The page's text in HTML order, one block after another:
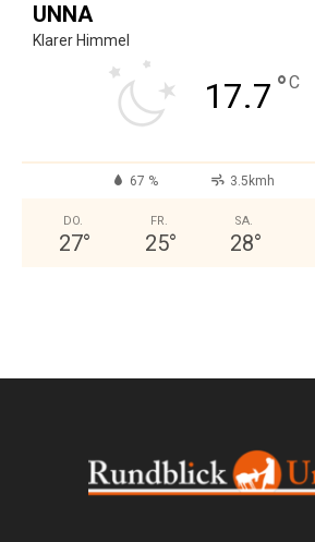
UNNA
Klarer Himmel
17.7 °C
67 % 3.5kmh
DO.
27°
FR.
25°
SA.
28°